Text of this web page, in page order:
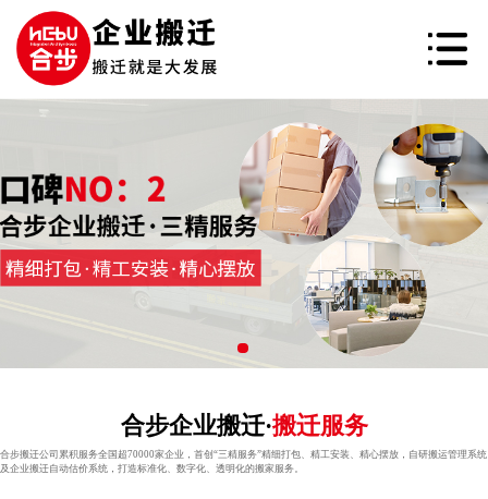
合步企业搬迁·搬迁服务
合步搬迁公司累积服务全国超70000家企业，首创“三精服务”精细打包、精工安装、精心摆放，自研搬运管理系统
及企业搬迁自动估价系统，打造标准化、数字化、透明化的搬家服务。